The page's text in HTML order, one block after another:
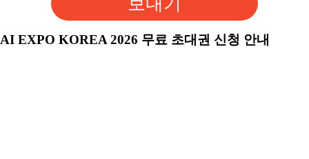
AI EXPO KOREA 2026 무료 초대권 신청 안내